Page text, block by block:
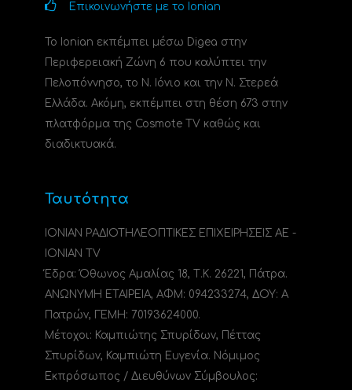
Επικοινωνήστε με το Ionian
Το Ionian εκπέμπει μέσω Digea στην
Περιφερειακή Ζώνη 6 που καλύπτει την
Πελοπόννησο, το N. Ιόνιο και την Ν. Στερεά
Ελλάδα. Ακόμη, εκπέμπει στη θέση 673 στην
πλατφόρμα της Cosmote TV καθώς και
διαδικτυακά.
Ταυτότητα
ΙΟΝΙΑΝ ΡΑΔΙΟΤΗΛΕΟΠΤΙΚΕΣ ΕΠΙΧΕΙΡΗΣΕΙΣ ΑΕ -
IONIAN TV
Έδρα: Όθωνος Αμαλίας 18, Τ.Κ. 26221, Πάτρα.
ΑΝΩΝΥΜΗ ΕΤΑΙΡΕΙΑ, ΑΦΜ: 094233274, ΔΟΥ: A
Πατρών, ΓΕΜΗ: 70193624000.
Μέτοχοι: Καμπιώτης Σπυρίδων, Πέττας
Σπυρίδων, Καμπιώτη Ευγενία. Νόμιμος
Εκπρόσωπος / Διευθύνων Σύμβουλος: